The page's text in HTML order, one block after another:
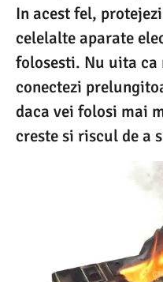
In acest fel,
celelalte aparate
folosesti. Nu uita ca
conectezi
daca vei folosi mai
creste si riscul de a